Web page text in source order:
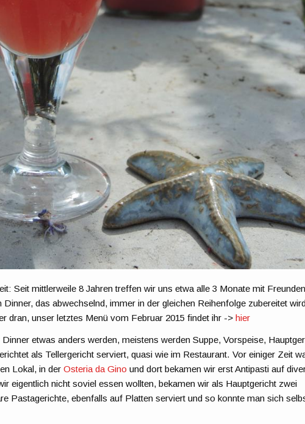
Seit mittlerweile 8 Jahren treffen wir uns etwa alle 3 Monate mit
Dinner, das abwechselnd, immer in der gleichen Reihenfolge zubereitet
dran, unser letztes Menü vom Februar 2015 findet ihr ->hier
etwas anders werden, meistens werden Suppe, Vorspeise,
als Tellergericht serviert, quasi wie im Restaurant. Vor einiger Zeit
Lokal, in derOsteria da Gino und dort bekamen wir erst Antipasti auf
eigentlich nicht soviel essen wollten, bekamen wir als Hauptgericht zwei
Pastagerichte, ebenfalls auf Platten serviert und so konnte man sich